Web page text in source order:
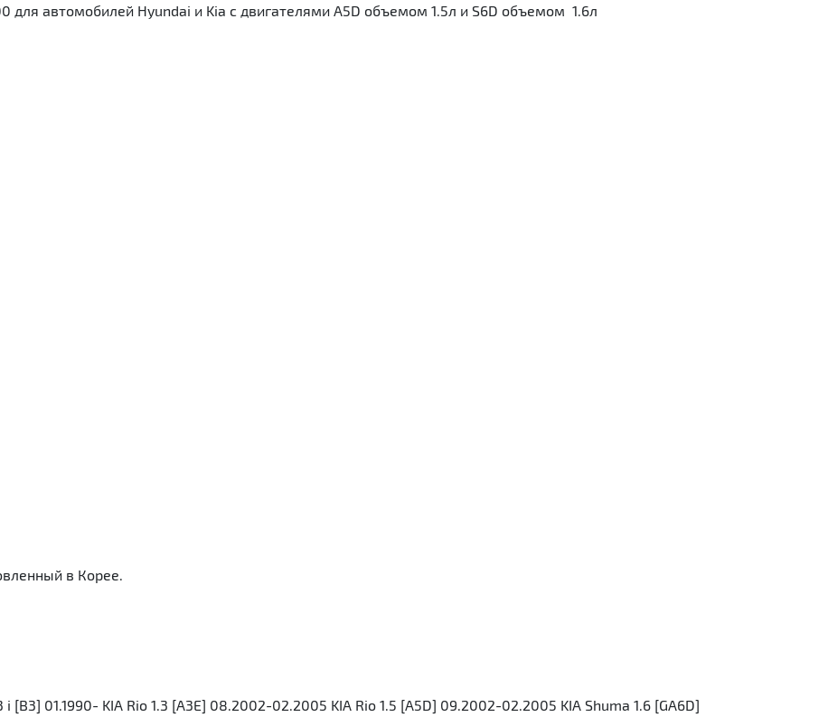
для автомобилей Hyundai и Kia с двигателями A5D объемом 1.5л и S6D объемом 1.6л
в Корее.
i [B3] 01.1990- KIA Rio 1.3 [A3E] 08.2002-02.2005 KIA Rio 1.5 [A5D] 09.2002-02.2005 KIA Shuma 1.6 [GA6D]